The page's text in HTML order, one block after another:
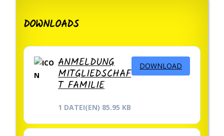
DOWNLOADS
ANMELDUNG
MITGLIEDSCHAF
T FAMILIE
1 DATEI(EN) 85.95 KB
DOWNLOAD